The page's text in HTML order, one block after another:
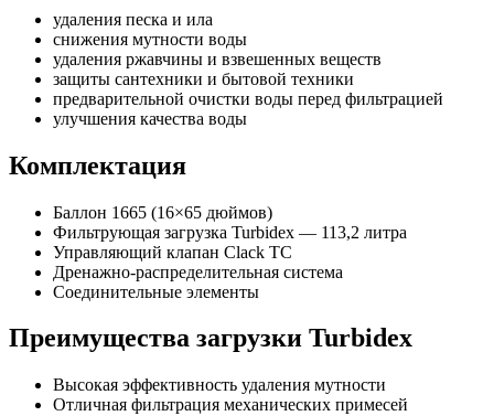
удаления песка и ила
снижения мутности воды
удаления ржавчины и взвешенных веществ
защиты сантехники и бытовой техники
предварительной очистки воды перед фильтрацией
улучшения качества воды
Комплектация
Баллон 1665 (16×65 дюймов)
Фильтрующая загрузка Turbidex — 113,2 литра
Управляющий клапан Clack TC
Дренажно-распределительная система
Соединительные элементы
Преимущества загрузки Turbidex
Высокая эффективность удаления мутности
Отличная фильтрация механических примесей